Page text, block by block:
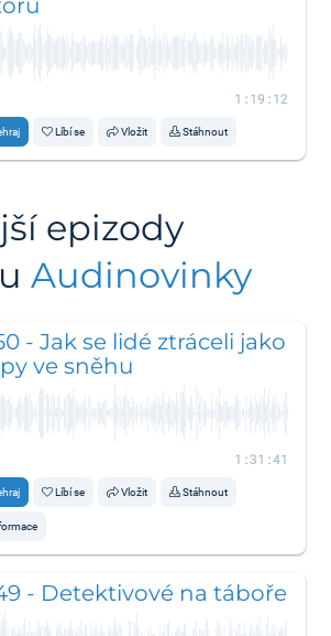
1:19:12
Líbí se Vložit Stáhnout
epizody
Audinovinky
- Jak se lidé ztráceli jako
ve sněhu
1:31:41
Líbí se Vložit Stáhnout
- Detektivové na táboře